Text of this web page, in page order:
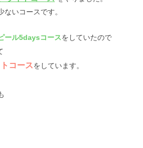
ないコースです。
ール5daysコースをしていたので
コースをしています。